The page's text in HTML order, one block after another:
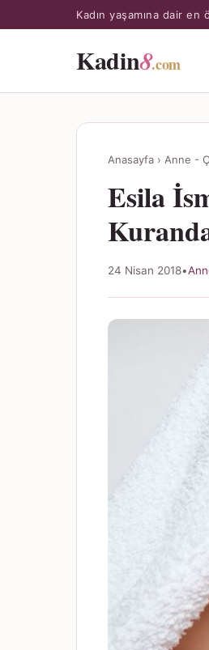
Kadın yaşamına dair en
Kadin8.com
Anasayfa › Anne -
Esila
24 Nisan 2018•